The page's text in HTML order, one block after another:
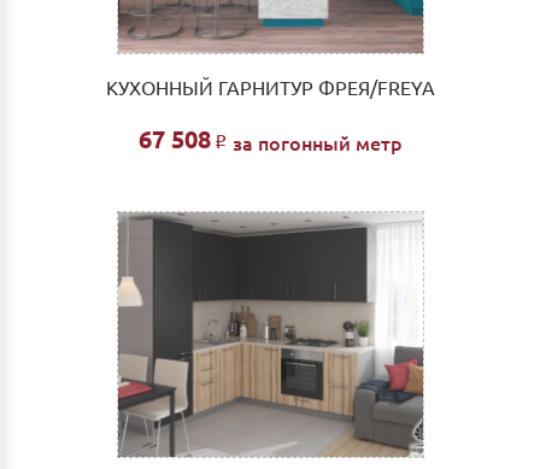
КУХОННЫЙ ГАРНИТУР ФРЕЯ/FREYA
67 508 Р за погонный метр